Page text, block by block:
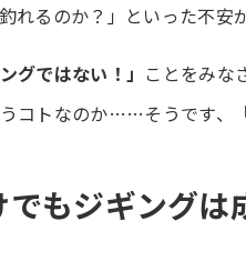
れるのか？」といった不安
グではない！」 ことをみな
コトなのか……そうです、
もジギング